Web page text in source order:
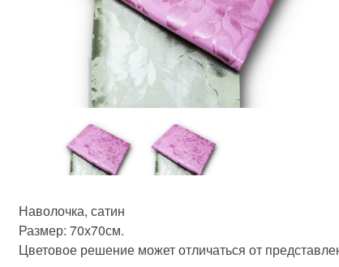
Наволочка, сатин
Размер: 70х70см.
Цветовое решение может отличаться от